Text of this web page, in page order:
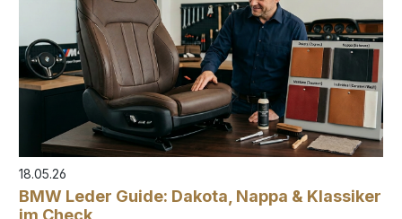
18.05.26
BMW Leder Guide: Dakota, Nappa & Klassiker
im Check